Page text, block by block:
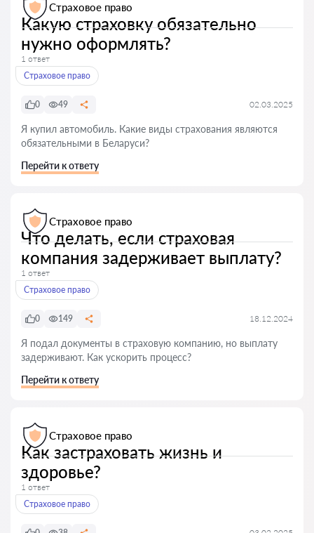
Страховое право
Какую страховку обязательно
нужно оформлять?
1 ответ
Страховое право
0 49 02.03.2025
Я купил автомобиль. Какие виды страхования являются
обязательными в Беларуси?
Перейти к ответу
Страховое право
Что делать, если страховая
компания задерживает выплату?
1 ответ
Страховое право
0 149 18.12.2024
Я подал документы в страховую компанию, но выплату
задерживают. Как ускорить процесс?
Перейти к ответу
Страховое право
Как застраховать жизнь и
здоровье?
1 ответ
Страховое право